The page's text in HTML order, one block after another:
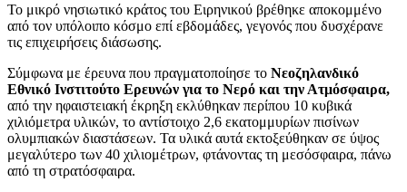
Το μικρό νησιωτικό κράτος του Ειρηνικού βρέθηκε αποκομμένο
από τον υπόλοιπο κόσμο επί εβδομάδες, γεγονός που δυσχέρανε
τις επιχειρήσεις διάσωσης.
Σύμφωνα με έρευνα που πραγματοποίησε το Νεοζηλανδικό
Εθνικό Ινστιτούτο Ερευνών για το Νερό και την Ατμόσφαιρα,
από την ηφαιστειακή έκρηξη εκλύθηκαν περίπου 10 κυβικά
χιλιόμετρα υλικών, το αντίστοιχο 2,6 εκατομμυρίων πισίνων
ολυμπιακών διαστάσεων. Τα υλικά αυτά εκτοξεύθηκαν σε ύψος
μεγαλύτερο των 40 χιλιομέτρων, φτάνοντας τη μεσόσφαιρα, πάνω
από τη στρατόσφαιρα.